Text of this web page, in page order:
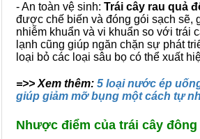
- An toàn vệ sinh: Trái cây rau quả
được chế biến và đóng gói sạch sẽ,
nhiễm khuẩn và vi khuẩn so với trái
lạnh cũng giúp ngăn chặn sự phát
loại bỏ các loại sâu bọ có thể xuất
=>> Xem thêm: 5 loại nước ép
giúp giảm mỡ bụng một cách tự
Nhược điểm của trái cây đông